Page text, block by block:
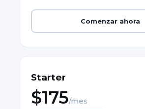
Comenzar ahora
Starter
$175/mes